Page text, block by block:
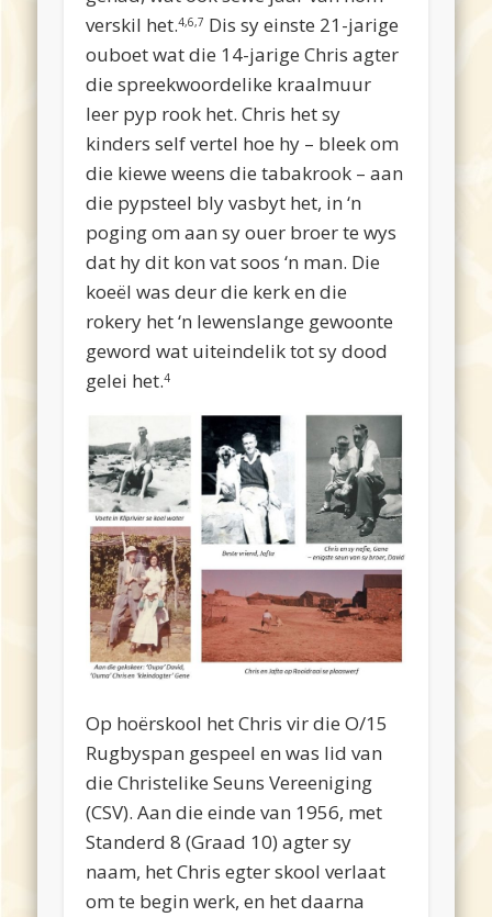
verskil het.4,6,7 Dis sy einste 21-jarige
ouboet wat die 14-jarige Chris agter
die spreekwoordelike kraalmuur
leer pyp rook het. Chris het sy
kinders self vertel hoe hy – bleek om
die kiewe weens die tabakrook – aan
die pypsteel bly vasbyt het, in ‘n
poging om aan sy ouer broer te wys
dat hy dit kon vat soos ‘n man. Die
koeël was deur die kerk en die
rokery het ‘n lewenslange gewoonte
geword wat uiteindelik tot sy dood
gelei het.4
Op hoërskool het Chris vir die O/15
Rugbyspan gespeel en was lid van
die Christelike Seuns Vereeniging
(CSV). Aan die einde van 1956, met
Standerd 8 (Graad 10) agter sy
naam, het Chris egter skool verlaat
om te begin werk, en het daarna